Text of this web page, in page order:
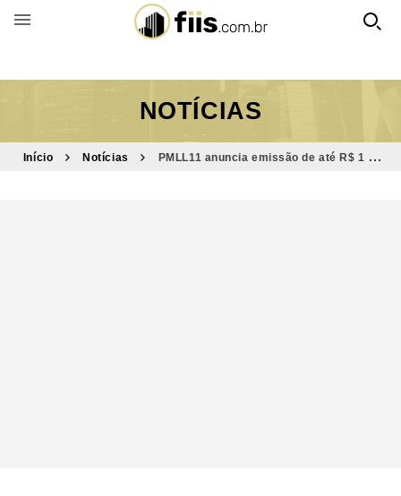
BUSCAR POR FUNDO
NOTÍCIAS
Início Notícias
PMLL11 anuncia emissão de até R$ 1 bi